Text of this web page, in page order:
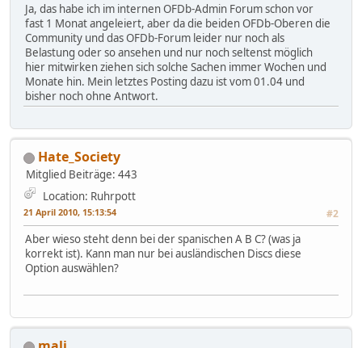
Ja, das habe ich im internen OFDb-Admin Forum schon vor
fast 1 Monat angeleiert, aber da die beiden OFDb-Oberen die
Community und das OFDb-Forum leider nur noch als
Belastung oder so ansehen und nur noch seltenst möglich
hier mitwirken ziehen sich solche Sachen immer Wochen und
Monate hin. Mein letztes Posting dazu ist vom 01.04 und
bisher noch ohne Antwort.
Hate_Society
Mitglied Beiträge: 443
Location: Ruhrpott
21 April 2010, 15:13:54 #2
Aber wieso steht denn bei der spanischen A B C? (was ja
korrekt ist). Kann man nur bei ausländischen Discs diese
Option auswählen?